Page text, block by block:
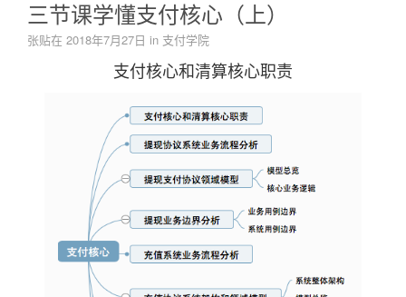
三节课学懂支付核心（上）
张贴在 2018年7月27日 in 支付学院
支付核心和清算核心职责